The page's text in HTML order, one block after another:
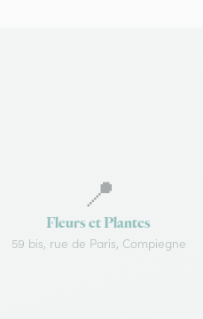
📍
Fleurs et Plantes
59 bis, rue de Paris, Compiegne